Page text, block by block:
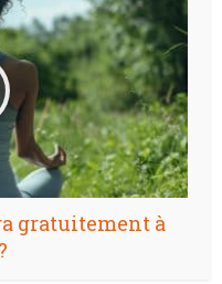
gratuitement à